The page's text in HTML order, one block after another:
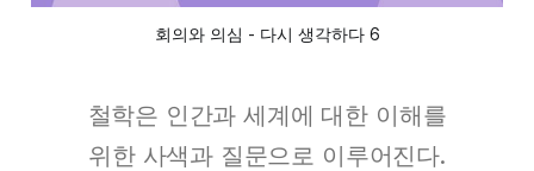
회의와 의심 - 다시 생각하다 6
철학은 인간과 세계에 대한 이해를
위한 사색과 질문으로 이루어진다.